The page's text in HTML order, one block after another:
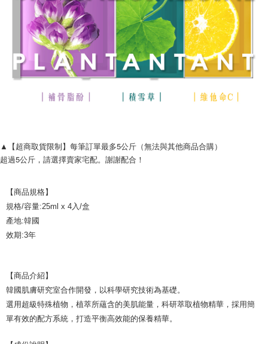
▲【超商取貨限制】每筆訂單最多5公斤（無法與其他商品合購）
超過5公斤，請選擇賣家宅配。謝謝配合！
【商品規格】
規格/容量:25ml x 4入/盒
產地:韓國
效期:3年
【商品介紹】
韓國肌膚研究室合作開發，以科學研究技術為基礎。
選用超級特殊植物，植萃所蘊含的美肌能量，科研萃取植物精華，採用簡
單有效的配方系統，打造平衡高效能的保養精華。